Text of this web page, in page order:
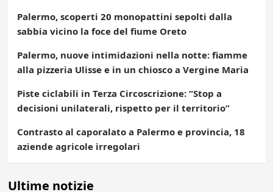
Palermo, scoperti 20 monopattini sepolti dalla
sabbia vicino la foce del fiume Oreto
Palermo, nuove intimidazioni nella notte: fiamme
alla pizzeria Ulisse e in un chiosco a Vergine Maria
Piste ciclabili in Terza Circoscrizione: “Stop a
decisioni unilaterali, rispetto per il territorio”
Contrasto al caporalato a Palermo e provincia, 18
aziende agricole irregolari
Ultime notizie